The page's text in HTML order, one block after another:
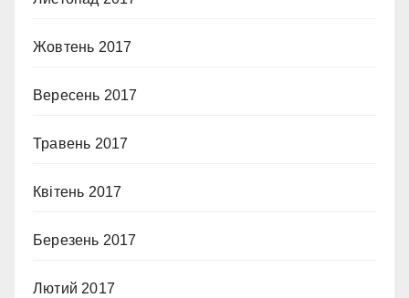
Жовтень 2017
Вересень 2017
Травень 2017
Квітень 2017
Березень 2017
Лютий 2017